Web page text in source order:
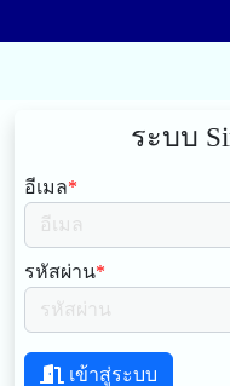
ระบบ
อีเมล*
รหัสผ่าน*
เข้าสู่ระบบ